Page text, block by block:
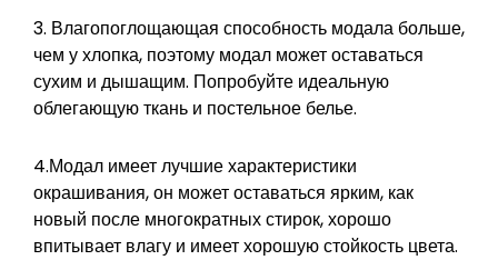
3. Влагопоглощающая способность модала больше,
чем у хлопка, поэтому модал может оставаться
сухим и дышащим. Попробуйте идеальную
облегающую ткань и постельное белье.
4.Модал имеет лучшие характеристики
окрашивания, он может оставаться ярким, как
новый после многократных стирок, хорошо
впитывает влагу и имеет хорошую стойкость цвета.